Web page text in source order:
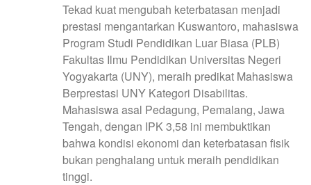
Tekad kuat mengubah keterbatasan menjadi
prestasi mengantarkan Kuswantoro, mahasiswa
Program Studi Pendidikan Luar Biasa (PLB)
Fakultas Ilmu Pendidikan Universitas Negeri
Yogyakarta (UNY), meraih predikat Mahasiswa
Berprestasi UNY Kategori Disabilitas.
Mahasiswa asal Pedagung, Pemalang, Jawa
Tengah, dengan IPK 3,58 ini membuktikan
bahwa kondisi ekonomi dan keterbatasan fisik
bukan penghalang untuk meraih pendidikan
tinggi.